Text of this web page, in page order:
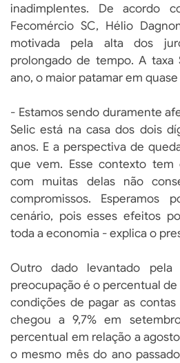
inadimplentes. De acordo
Fecomércio SC, Hélio
motivada pela alta dos
prolongado de tempo. A taxa
ano, o maior patamar em
- Estamos sendo duramente
Selic está na casa dos dois
anos. E a perspectiva de
que vem. Esse contexto tem
com muitas delas não
compromissos. Esperamos
cenário, pois esses efeitos
toda a economia - explica o
Outro dado levantado pela
preocupação é o percentual
condições de pagar as
chegou a 9,7% em
percentual em relação a
o mesmo mês do ano